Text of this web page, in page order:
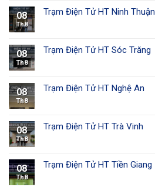
08
Th8
Trạm Điện Tử HT Ninh Thuận
08
Th8
Trạm Điện Tử HT Sóc Trăng
08
Th8
Trạm Điện Tử HT Nghệ An
08
Th8
Trạm Điện Tử HT Trà Vinh
08
Th8
Trạm Điện Tử HT Tiền Giang